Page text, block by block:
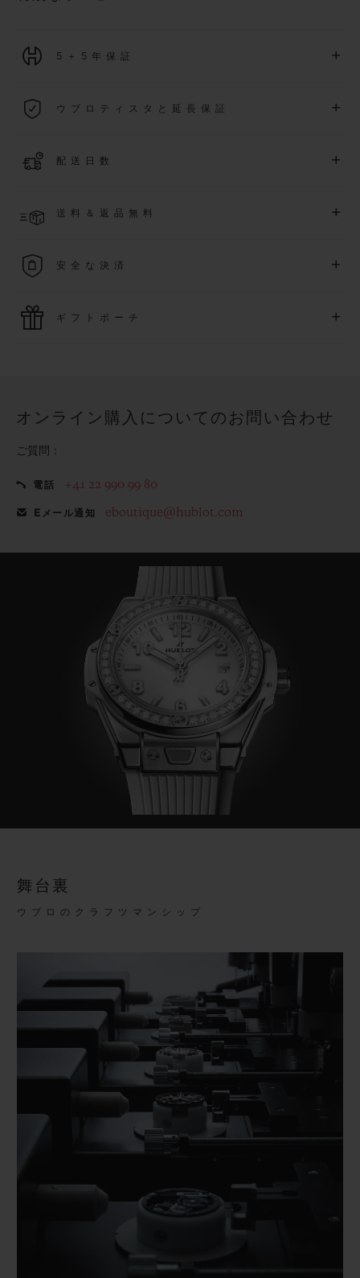
5＋5年保証 +
際保証が適用されます。
ウブロティスタと延長保証 +
月1 日以降に購入された時計を対象に、保証を
詳細を表示する
配送日数 +
より異なる場合がございます
送料＆返品無料 +
す
安全な決済 +
ご購入は迅速で安全に処理され、お客様の個人情報は確実に
ギフトポーチ +
オンライン購入についてのお問い合わせ
ご質問：
電話 +41 22 990 99 80
Eメール通知 eboutique@hublot.com
舞台裏
ウブロのクラフツマンシップ